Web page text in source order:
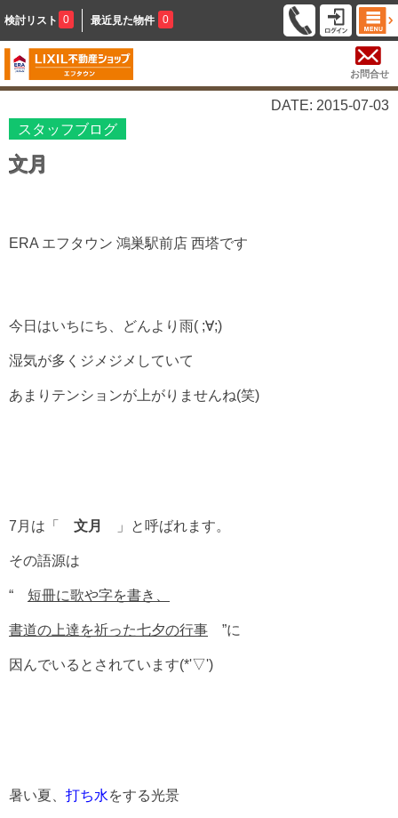
検討リスト 0 最近見た物件 0
お問合せ
DATE: 2015-07-03
スタッフブログ
文月
ERA エフタウン 鴻巣駅前店 西塔です
今日はいちにち、どんより雨( ;∀;)
湿気が多くジメジメしていて
あまりテンションが上がりませんね(笑)
7月は「 文月 」と呼ばれます。
その語源は
“ 短冊に歌や字を書き、
書道の上達を祈った七夕の行事 ”に
因んでいるとされています(*'▽')
暑い夏、 打ち水をする光景